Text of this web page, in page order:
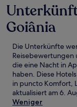
Goiânia
Die Unterkünfte
Reisebewertungen
die eine Nacht in
haben. Diese
in puncto Komfort,
aktualisiert am6.
Weniger